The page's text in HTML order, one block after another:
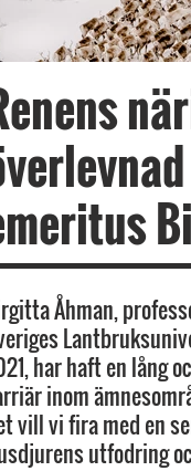
Åhman,
har haft en lång
inom
vill vi fira med en
utfodring